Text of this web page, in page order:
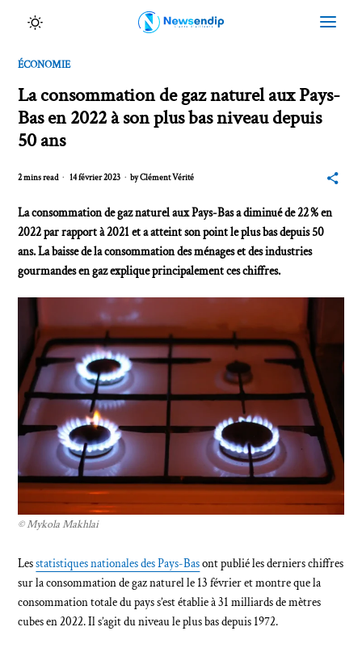
ÉCONOMIE
La consommation de gaz naturel aux Pays-
Bas en 2022 à son plus bas niveau depuis
50 ans
2 mins read 14 février 2023 byClément Vérité
La consommation de gaz naturel aux Pays-Bas a diminué de 22 % en
2022 par rapport à 2021 et a atteint son point le plus bas depuis 50
ans. La baisse de la consommation des ménages et des industries
gourmandes en gaz explique principalement ces chiffres.
© Mykola Makhlai
Lesstatistiques nationales des Pays-Basont publié les derniers chiffres
sur la consommation de gaz naturel le 13 février et montre que la
consommation totale du pays s’est établie à 31 milliards de mètres
cubes en 2022. Il s’agit du niveau le plus bas depuis 1972.